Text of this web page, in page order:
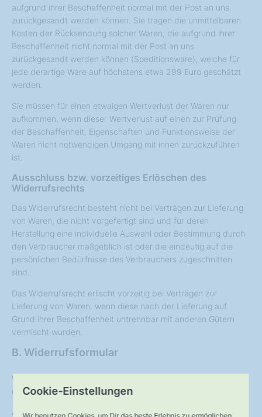
Cookie-Einstellungen
aufgrund ihrer Beschaffenheit normal mit der Post an uns
zurückgesandt werden können. Sie tragen die unmittelbaren
Kosten der Rücksendung solcher Waren, die aufgrund ihrer
Beschaffenheit nicht normal mit der Post an uns
zurückgesandt werden können (Speditionsware), welche für
jede derartige Ware auf höchstens etwa 299 Euro geschätzt
werden.
Sie müssen für einen etwaigen Wertverlust der Waren nur
aufkommen, wenn dieser Wertverlust auf einen zur Prüfung
der Beschaffenheit, Eigenschaften und Funktionsweise der
Waren nicht notwendigen Umgang mit ihnen zurückzuführen
ist.
Ausschluss bzw. vorzeitiges Erlöschen des
Widerrufsrechts
Das Widerrufsrecht besteht nicht bei Verträgen zur Lieferung
von Waren, die nicht vorgefertigt sind und für deren
Herstellung eine individuelle Auswahl oder Bestimmung durch
den Verbraucher maßgeblich ist oder die eindeutig auf die
persönlichen Bedürfnisse des Verbrauchers zugeschnitten
sind.
Das Widerrufsrecht erlischt vorzeitig bei Verträgen zur
Lieferung von Waren, wenn diese nach der Lieferung auf
Grund ihrer Beschaffenheit untrennbar mit anderen Gütern
vermischt wurden.
B. Widerrufsformular
Wenn Sie den Vertrag widerrufen wollen, dann füllen Sie bitte
dieses Formular aus und senden es zurück.
An